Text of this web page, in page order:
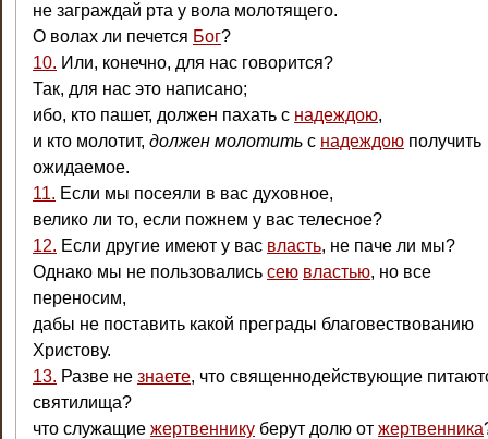
не заграждай рта у вола молотящего.
О волах ли печется Бог?
10. Или, конечно, для нас говорится?
Так, для нас это написано;
ибо, кто пашет, должен пахать с надеждою,
и кто молотит, должен молотить с надеждою получить
ожидаемое.
11. Если мы посеяли в вас духовное,
велико ли то, если пожнем у вас телесное?
12. Если другие имеют у вас власть, не паче ли мы?
Однако мы не пользовались сею властью, но все
переносим,
дабы не поставить какой преграды благовествованию
Христову.
13. Разве не знаете, что священнодействующие
святилища?
что служащие жертвеннику берут долю от жертвенника